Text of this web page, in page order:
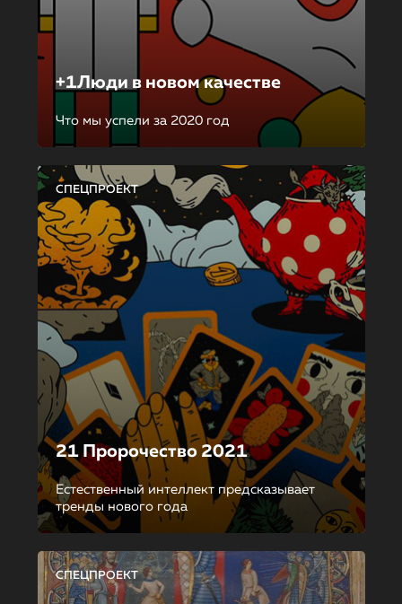
+1Люди в новом качестве
Что мы успели за 2020 год
СПЕЦПРОЕКТ
21 Пророчество 2021
Естественный интеллект предсказывает
тренды нового года
СПЕЦПРОЕКТ